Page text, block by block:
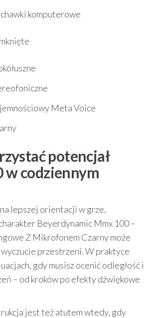
komputerowe
Meta Voice
potencjał
w codziennym
lepszej orientacji w grze,
Beyerdynamic Mmx 100 –
Z Mikrofonem Czarny może
przestrzeni. W praktyce
gdy musisz ocenić odległość i
– od kroków po efekty dźwiękowe
jest też atutem wtedy, gdy